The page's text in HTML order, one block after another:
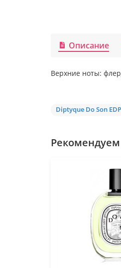
Описание
Верхние ноты:
Diptyque Do Son